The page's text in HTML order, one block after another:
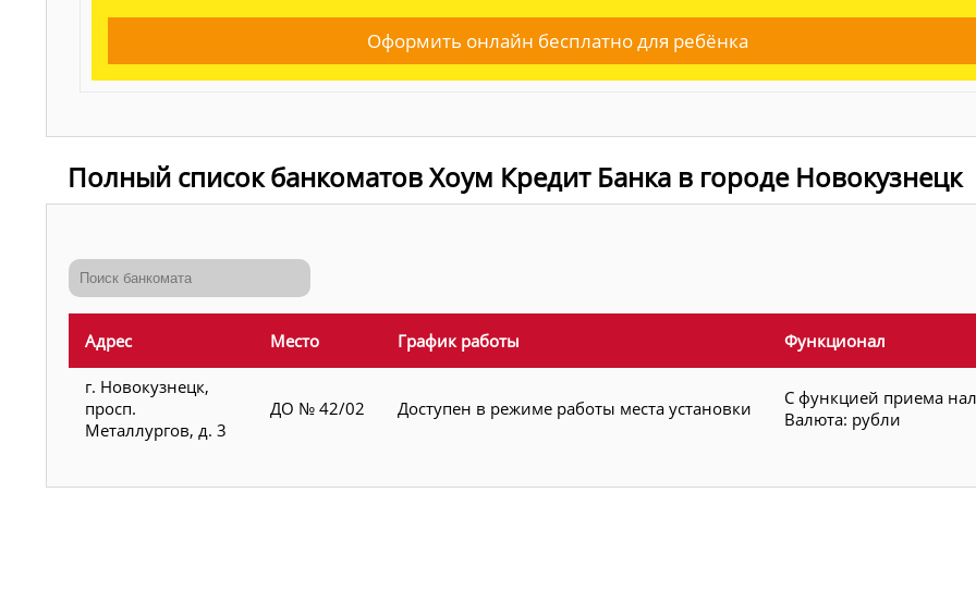
Оформить онлайн бесплатно для ребёнка
Полный список банкоматов Хоум Кредит Банка в городе Новокузнецк
Адрес Место График работы Функционал
г. Новокузнецк,
просп.
Металлургов, д. 3
ДО № 42/02 Доступен в режиме работы места установки
С функцией приема
Валюта: рубли